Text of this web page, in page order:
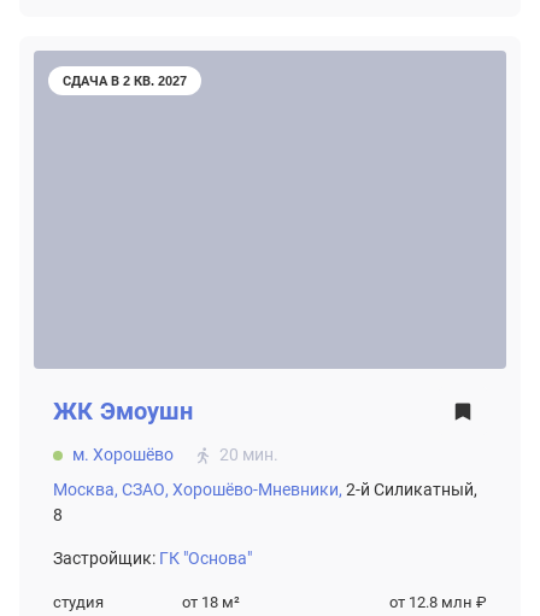
СДАЧА В 2 КВ. 2027
ЖК Эмоушн
м. Хорошёво
20 мин.
Москва, СЗАО, Хорошёво-Мневники, 2-й Силикатный,
8
Застройщик: ГК "Основа"
студия от 18 м²
от 12.8 млн ₽